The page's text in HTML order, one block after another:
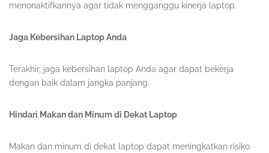
menonaktifkannya agar tidak mengganggu kinerja laptop.
Jaga Kebersihan Laptop Anda
Terakhir, jaga kebersihan laptop Anda agar dapat bekerja
dengan baik dalam jangka panjang.
Hindari Makan dan Minum di Dekat Laptop
Makan dan minum di dekat laptop dapat meningkatkan risiko